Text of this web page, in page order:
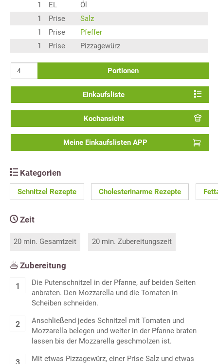
1
EL
Öl
1
Prise
Salz
1
Prise
Pfeffer
1
Prise Pizzagewürz
Portionen
Einkaufsliste
Kochansicht
Meine Einkaufslisten APP
Kategorien
Schnitzel Rezepte Cholesterinarme Rezepte
Zeit
20 min. Gesamtzeit 20 min. Zubereitungszeit
Zubereitung
Die Putenschnitzel in der Pfanne, auf beiden Seiten
anbraten. Den Mozzarella und die Tomaten in
Scheiben schneiden.
Anschließend jedes Schnitzel mit Tomaten und
Mozzarella belegen und weiter in der Pfanne braten
lassen bis der Mozzarella geschmolzen ist.
Mit etwas Pizzagewürz, einer Prise Salz und etwas